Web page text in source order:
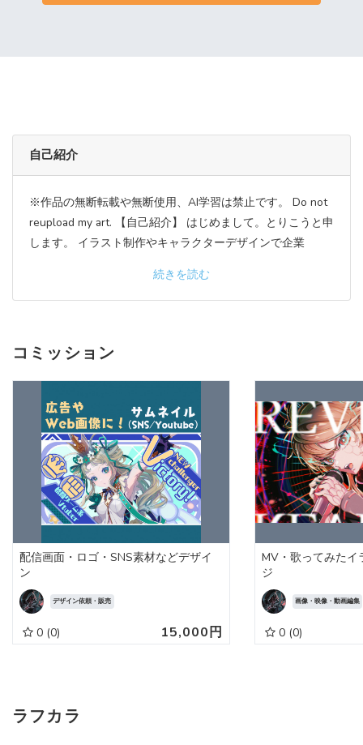
自己紹介
※作品の無断転載や無断使用、AI学習は禁止です。 Do not
reupload my art. 【自己紹介】 はじめまして。とりこうと申
します。 イラスト制作やキャラクターデザインで企業
続きを読む
コミッション
配信画面・ロゴ・SNS素材などデザイ
ン
デザイン依頼・販売
0 (0) 15,000円
MV・歌ってみたイ
ジ
画像・映像・動画編集
0 (0)
ラフカラ